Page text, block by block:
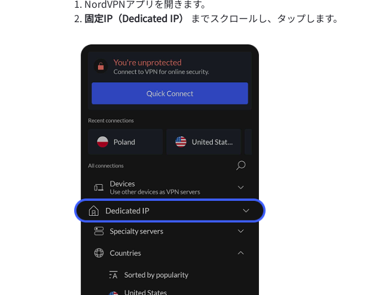
NordVPNアプリを開きます。
固定IP（Dedicated IP）
までスクロールし、タップします。